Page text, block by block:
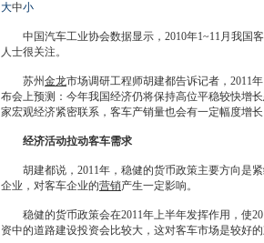
大中小
中国汽车工业协会数据显示，2010年1~11月我国
人士很关注。
苏州金龙市场调研工程师胡建都告诉记者，2011
布会上预测：今年我国经济仍将保持高位平稳较快增
家宏观经济紧密联系，客车产销量也会有一定幅度增
经济活动拉动客车需求
胡建都说，2011年，稳健的货币政策主要方向是紧
企业，对客车企业的营销产生一定影响。
稳健的货币政策会在2011年上半年发挥作用，使
资中的道路建设投资会比较大，这对客车市场是较好的